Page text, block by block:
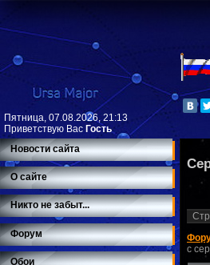
Пятница, 07.08.2026, 21:13
Приветствую Вас Гость
Новости сайта
О сайте
Никто не забыт...
Форум
Обои
с